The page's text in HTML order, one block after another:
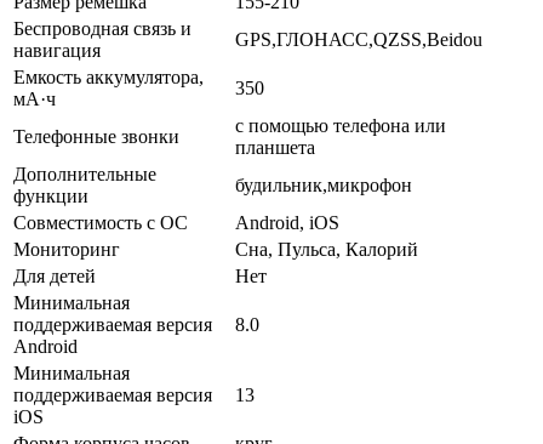
Беспроводная связь и
навигация
GPS,ГЛОНАСC,QZSS,Beidou
Емкость аккумулятора,
мА·ч
350
Телефонные звонки
с помощью телефона или
планшета
Дополнительные
функции
будильник,микрофон
Совместимость с ОС
Android, iOS
Мониторинг
Сна, Пульса, Калорий
Для детей
Нет
Минимальная
поддерживаемая версия
Android
8.0
Минимальная
поддерживаемая версия
iOS
13